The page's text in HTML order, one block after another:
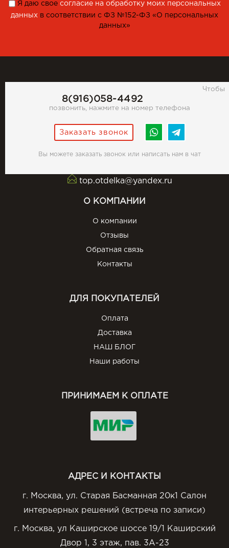
Я даю свое согласие на обработку моих персональных
данных в соответствии с ФЗ №152-ФЗ «О персональных
данных»
8(916)058-4492
Чтобы
позвонить, нажмите на номер телефона
Заказать звонок
Вы можете заказать звонок или написать нам в чат
top.otdelka@yandex.ru
О КОМПАНИИ
О компании
Отзывы
Обратная связь
Контакты
ДЛЯ ПОКУПАТЕЛЕЙ
Оплата
Доставка
НАШ БЛОГ
Наши работы
ПРИНИМАЕМ К ОПЛАТЕ
АДРЕС И КОНТАКТЫ
г. Москва, ул. Старая Басманная 20к1 Салон
интерьерных решений (встреча по записи)
г. Москва, ул Каширское шоссе 19/1 Каширский
Двор 1, 3 этаж, пав. 3А-23